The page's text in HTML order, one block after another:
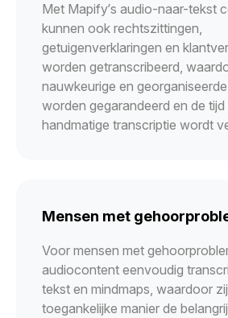
Met Mapify’s audio-naar-tekst
kunnen ook rechtszittingen,
getuigenverklaringen en
worden getranscribeerd,
nauwkeurige en
worden gegarandeerd en de
handmatige transcriptie wordt
Mensen met
Voor mensen met
audiocontent eenvoudig
tekst en mindmaps, waardoor
toegankelijke manier de